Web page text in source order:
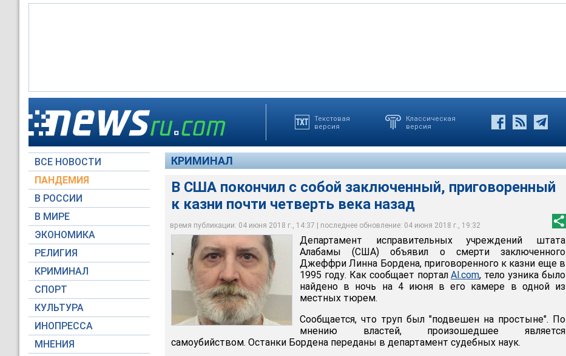
Текстовая
версия
Классическая
версия
ВСЕ НОВОСТИ
ПАНДЕМИЯ
В РОССИИ
В МИРЕ
ЭКОНОМИКА
РЕЛИГИЯ
КРИМИНАЛ
СПОРТ
КУЛЬТУРА
ИНОПРЕССА
МНЕНИЯ
КРИМИНАЛ
В США покончил с собой заключенный, приговоренный
к казни почти четверть века назад
время публикации: 04 июня 2018 г., 14:37 | последнее обновление: 04 июня 2018 г., 19:32
Департамент исправительных учреждений штата Алабамы (США) объявил о смерти
заключенного Джеффри Линна Бордена, приговоренного к казни еще в 1995 году
Alabama Department of Corrections
Департамент исправительных учреждений штата
Алабамы (США) объявил о смерти заключенного
Джеффри Линна Бордена, приговоренного к казни еще в
1995 году. Как сообщает порталAl.com, тело узника было
найдено в ночь на 4 июня в его камере в одной из
местных тюрем.
Сообщается, что труп был "подвешен на простыне". По
мнению властей, произошедшее является
самоубийством. Останки Бордена переданы в департамент судебных наук.